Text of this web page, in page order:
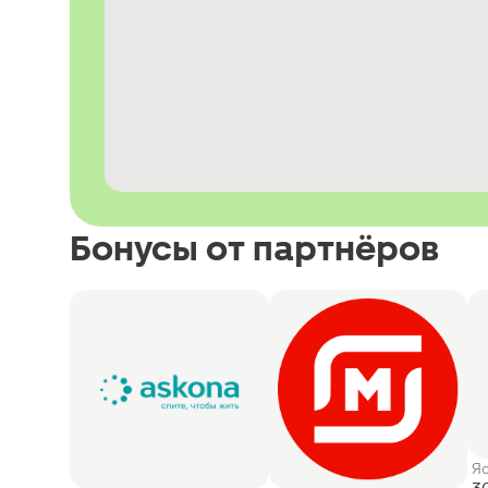
Бонусы от партнёров